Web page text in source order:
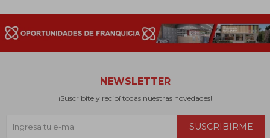
NEWSLETTER
¡Suscribite y recibí todas nuestras novedades!
SUSCRIBIRME